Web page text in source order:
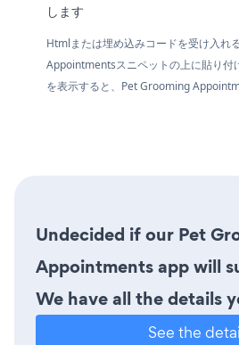
します
Htmlまたは埋め込みコードを受け入
Appointmentsスニペットの上に貼り付
を表示すると、Pet Grooming
Undecided if our Pet
Appointments app will
We have all the details
See the